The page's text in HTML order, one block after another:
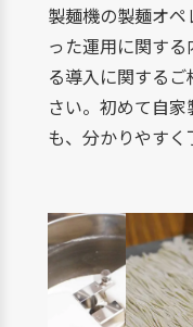
製麺機の製麺オ
った運用に関す
る導入に関する
さい。初めて自
も、分かりやすく